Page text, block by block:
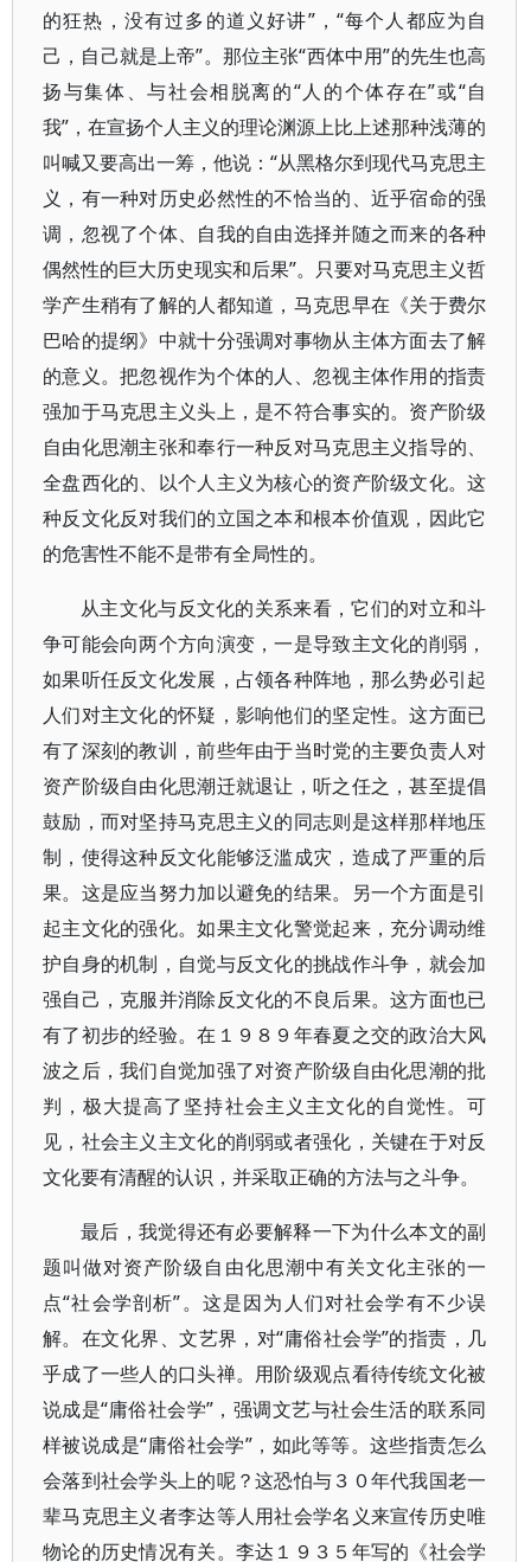
的狂热，没有过多的道义好讲”，“每个人都应为自
己，自己就是上帝”。那位主张“西体中用”的先生也高
扬与集体、与社会相脱离的“人的个体存在”或“自
我”，在宣扬个人主义的理论渊源上比上述那种浅薄的
叫喊又要高出一筹，他说：“从黑格尔到现代马克思主
义，有一种对历史必然性的不恰当的、近乎宿命的强
调，忽视了个体、自我的自由选择并随之而来的各种
偶然性的巨大历史现实和后果”。只要对马克思主义哲
学产生稍有了解的人都知道，马克思早在《关于费尔
巴哈的提纲》中就十分强调对事物从主体方面去了解
的意义。把忽视作为个体的人、忽视主体作用的指责
强加于马克思主义头上，是不符合事实的。资产阶级
自由化思潮主张和奉行一种反对马克思主义指导的、
全盘西化的、以个人主义为核心的资产阶级文化。这
种反文化反对我们的立国之本和根本价值观，因此它
的危害性不能不是带有全局性的。
从主文化与反文化的关系来看，它们的对立和斗
争可能会向两个方向演变，一是导致主文化的削弱，
如果听任反文化发展，占领各种阵地，那么势必引起
人们对主文化的怀疑，影响他们的坚定性。这方面已
有了深刻的教训，前些年由于当时党的主要负责人对
资产阶级自由化思潮迁就退让，听之任之，甚至提倡
鼓励，而对坚持马克思主义的同志则是这样那样地压
制，使得这种反文化能够泛滥成灾，造成了严重的后
果。这是应当努力加以避免的结果。另一个方面是引
起主文化的强化。如果主文化警觉起来，充分调动维
护自身的机制，自觉与反文化的挑战作斗争，就会加
强自己，克服并消除反文化的不良后果。这方面也已
有了初步的经验。在１９８９年春夏之交的政治大风
波之后，我们自觉加强了对资产阶级自由化思潮的批
判，极大提高了坚持社会主义主文化的自觉性。可
见，社会主义主文化的削弱或者强化，关键在于对反
文化要有清醒的认识，并采取正确的方法与之斗争。
最后，我觉得还有必要解释一下为什么本文的副
题叫做对资产阶级自由化思潮中有关文化主张的一
点“社会学剖析”。这是因为人们对社会学有不少误
解。在文化界、文艺界，对“庸俗社会学”的指责，几
乎成了一些人的口头禅。用阶级观点看待传统文化被
说成是“庸俗社会学”，强调文艺与社会生活的联系同
样被说成是“庸俗社会学”，如此等等。这些指责怎么
会落到社会学头上的呢？这恐怕与３０年代我国老一
辈马克思主义者李达等人用社会学名义来宣传历史唯
物论的历史情况有关。李达１９３５年写的《社会学